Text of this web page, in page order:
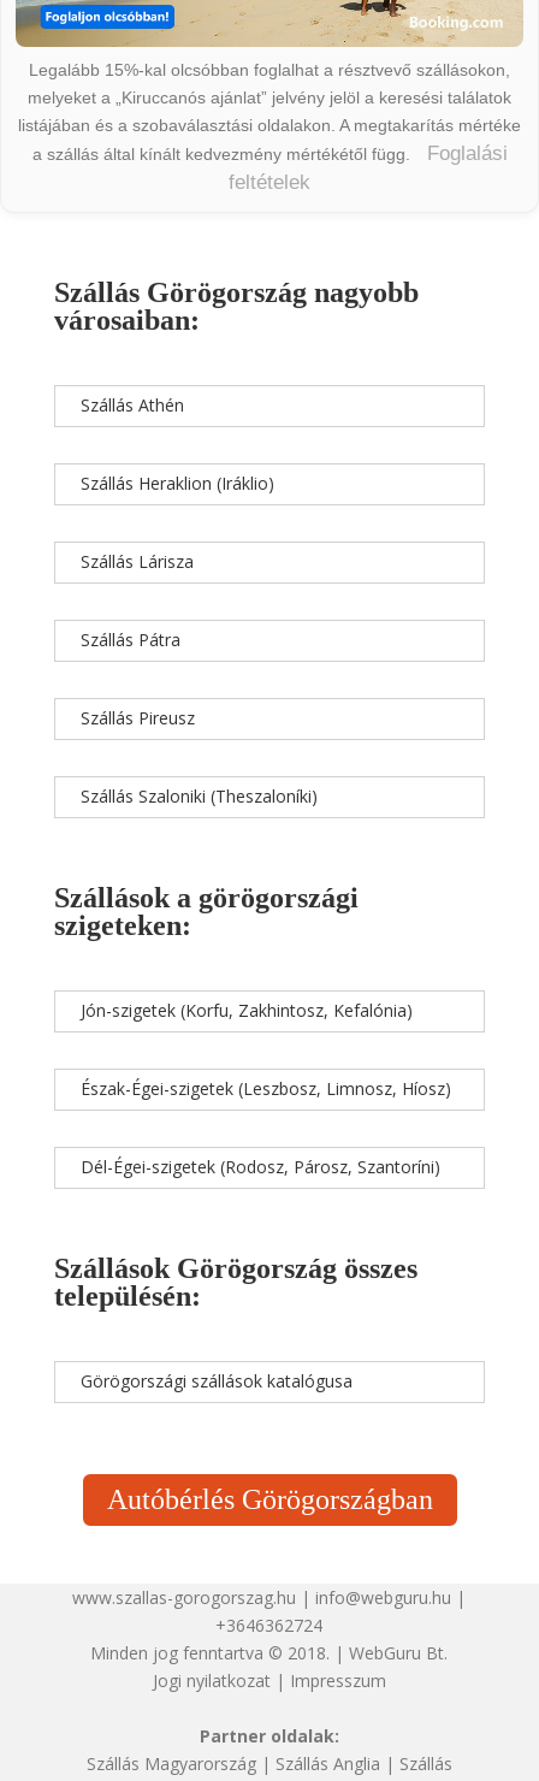
Legalább 15%-kal olcsóbban foglalhat a résztvevő szállásokon,
melyeket a „Kiruccanós ajánlat” jelvény jelöl a keresési találatok
listájában és a szobaválasztási oldalakon. A megtakarítás mértéke
a szállás által kínált kedvezmény mértékétől függ.
Foglalási
feltételek
Szállás Görögország nagyobb
városaiban:
Szállás Athén
Szállás Heraklion (Iráklio)
Szállás Lárisza
Szállás Pátra
Szállás Pireusz
Szállás Szaloniki (Theszaloníki)
Szállások a görögországi
szigeteken:
Jón-szigetek (Korfu, Zakhintosz, Kefalónia)
Észak-Égei-szigetek (Leszbosz, Limnosz, Híosz)
Dél-Égei-szigetek (Rodosz, Párosz, Szantoríni)
Szállások Görögország összes
településén:
Görögországi szállások katalógusa
Autóbérlés Görögországban
www.szallas-gorogorszag.hu | info@webguru.hu |
+3646362724
Minden jog fenntartva © 2018. | WebGuru Bt.
Jogi nyilatkozat| Impresszum
Partner oldalak:
Szállás Magyarország| Szállás Anglia | Szállás